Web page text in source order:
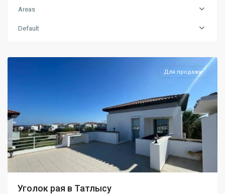
Areas
Default
Для продажи
Уголок рая в Татлысу